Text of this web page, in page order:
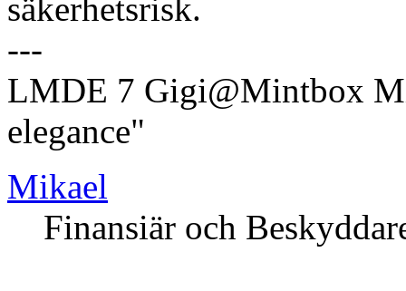
säkerhetsrisk.
---
LMDE 7 Gigi@Mintbox
elegance"
Mikael
Finansiär och